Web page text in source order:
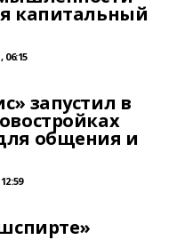
капитальный
06:15
запустил в
общения и